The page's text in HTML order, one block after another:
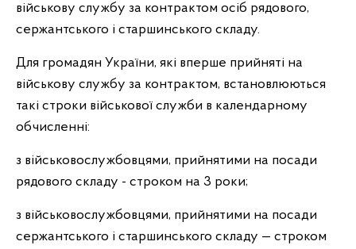
військову службу за контрактом осіб рядового,
сержантського і старшинського складу.
Для громадян України, які вперше прийняті на
військову службу за контрактом, встановлюються
такі строки військової служби в календарному
обчисленні:
з військовослужбовцями, прийнятими на посади
рядового складу - строком на 3 роки;
з військовослужбовцями, прийнятими на посади
сержантського і старшинського складу — строком